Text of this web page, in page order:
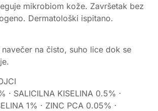
mikrobiom kože. Završetak bez
Dermatološki ispitano.
na čisto, suho lice dok se
· SALICILNA KISELINA 0.5% ·
1% · ZINC PCA 0.05% ·